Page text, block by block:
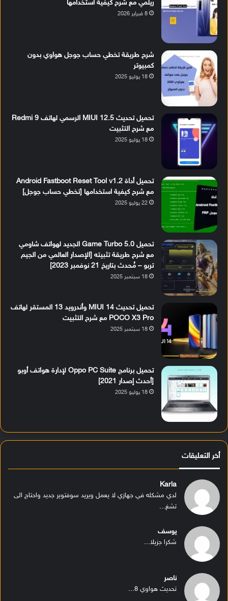
ريلمي مع شرح كيفية استخدامها
8 فبراير 2026
شرح طريقة تخطي حساب جوجل هواوي بدون
كمبيوتر
18 يوليو 2025
تحميل تحديث MIUI 12.5 الرسمي لهاتف Redmi 9
مع شرح التثبيت
18 يوليو 2025
تحميل أداة Android Fastboot Reset Tool v1.2
مع شرح كيفية استخدامها [تخطي حساب جوجل]
22 يوليو 2025
تحميل Game Turbo 5.0 الجديد لهواتف شاومي
مع شرح طريقة تثبيته [الإصدار العالمي من الجيم
تربو – مُحدث بتاريخ 21 نوفمبر 2023]
18 سبتمبر 2025
تحميل تحديث MIUI 14 وأندرويد 13 المستقر لهاتف
POCO X3 Pro مع شرح التثبيت
18 سبتمبر 2025
تحميل برنامج Oppo PC Suite لإدارة هواتف أوبو
[أحدث إصدار 2021]
18 يوليو 2025
أخر التعليقات
Karla
لدي مشكله في جهازي لا يعمل ويريد سوفتوير جديد واحتاج الى
تشغ...
يوسف
شكرا جزيلا...
ناصر
تحديث هواوي 8...